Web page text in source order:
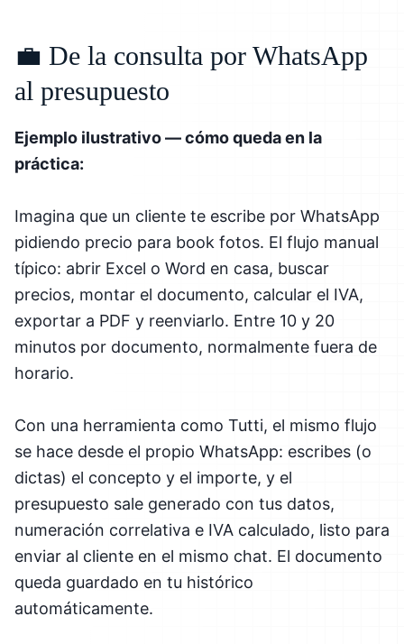
💼 De la consulta por WhatsApp
al presupuesto
Ejemplo ilustrativo — cómo queda en la
práctica:
Imagina que un cliente te escribe por WhatsApp
pidiendo precio para book fotos. El flujo manual
típico: abrir Excel o Word en casa, buscar
precios, montar el documento, calcular el IVA,
exportar a PDF y reenviarlo. Entre 10 y 20
minutos por documento, normalmente fuera de
horario.
Con una herramienta como Tutti, el mismo flujo
se hace desde el propio WhatsApp: escribes (o
dictas) el concepto y el importe, y el
presupuesto sale generado con tus datos,
numeración correlativa e IVA calculado, listo para
enviar al cliente en el mismo chat. El documento
queda guardado en tu histórico
automáticamente.